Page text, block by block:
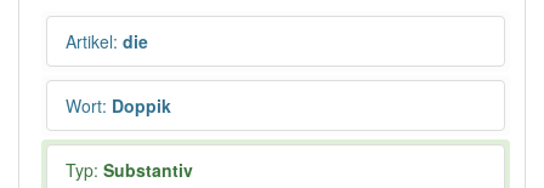
Artikel: die
Wort: Doppik
Typ: Substantiv